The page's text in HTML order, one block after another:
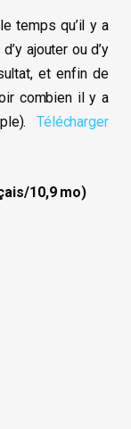
temps qu’il y a
ajouter ou d’y
et enfin de
combien il y a
Télécharger
10,9 mo)